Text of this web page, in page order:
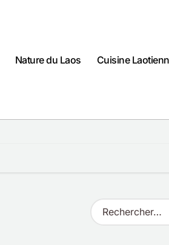
Nature du Laos Cuisine
R
e